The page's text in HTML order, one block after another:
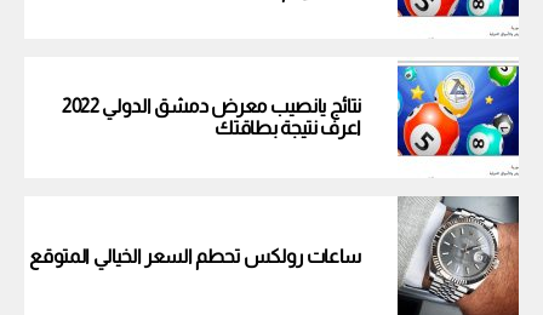
نتائج يانصيب معرض دمشق الدولي 2022
اعرف نتيجة بطاقتك
ساعات رولكس تحطم السعر الخيالي المتوقع